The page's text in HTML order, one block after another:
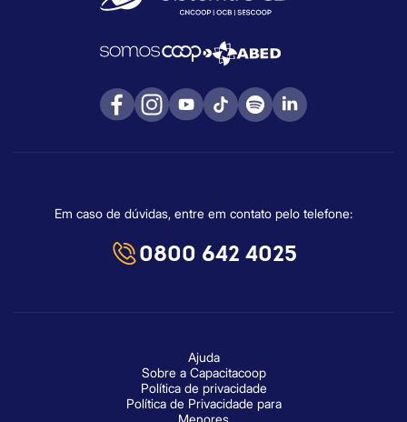
Em caso de dúvidas, entre em contato pelo telefone:
0800 642 4025
Ajuda
Sobre a Capacitacoop
Política de privacidade
Política de Privacidade para
Menores